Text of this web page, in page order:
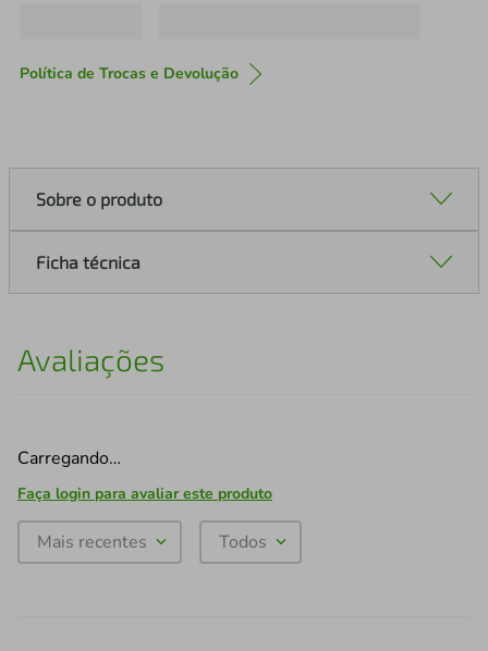
Política de Trocas e Devolução
Sobre o produto
Ficha técnica
Avaliações
Carregando…
Faça login para avaliar este produto
Mais recentes Todos